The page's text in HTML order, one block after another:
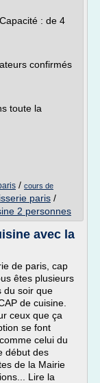
: de 4
confirmés
toute la
/ cours de
paris /
2 personnes
avec la
de paris, cap
êtes plusieurs
du soir que
de cuisine.
ceux que ça
se font
celui du
début des
de la Mairie
Lire la